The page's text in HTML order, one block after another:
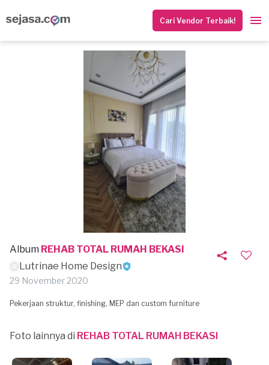
Cari Vendor Terbaik!
Album REHAB TOTAL RUMAH BEKASI
Lutrinae Home Design
29 November 2020
Pekerjaan struktur, finishing, MEP dan custom furniture
Foto lainnya di REHAB TOTAL RUMAH BEKASI